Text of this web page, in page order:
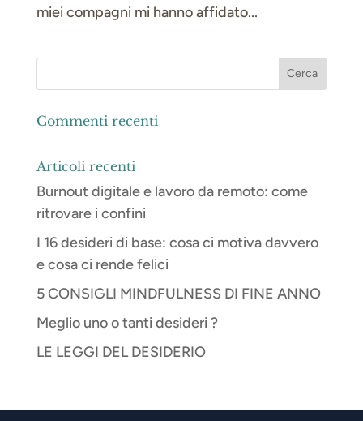
miei compagni mi hanno affidato...
Commenti recenti
Articoli recenti
Burnout digitale e lavoro da remoto: come
ritrovare i confini
I 16 desideri di base: cosa ci motiva davvero
e cosa ci rende felici
5 CONSIGLI MINDFULNESS DI FINE ANNO
Meglio uno o tanti desideri ?
LE LEGGI DEL DESIDERIO